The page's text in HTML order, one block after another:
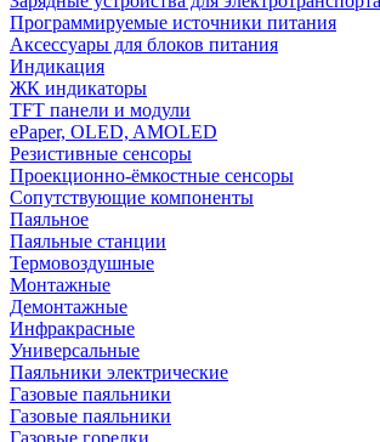
Программируемые источники питания
Аксессуары для блоков питания
Индикация
ЖК индикаторы
TFT панели и модули
ePaper, OLED, AMOLED
Резистивные сенсоры
Проекционно-ёмкостные сенсоры
Сопутствующие компоненты
Паяльное
Паяльные станции
Термовоздушные
Монтажные
Демонтажные
Инфракрасные
Универсальные
Паяльники электрические
Газовые паяльники
Газовые паяльники
Газовые горелки